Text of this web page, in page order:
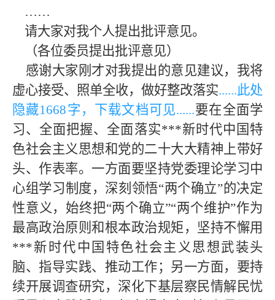
……
请大家对我个人提出批评意见。
（各位委员提出批评意见）
感谢大家刚才对我提出的意见建议，我将
虚心接受、照单全收，做好整改落实......此处
隐藏1668字，下载文档可见......要在全面学
习、全面把握、全面落实***新时代中国特
色社会主义思想和党的二十大大精神上带好
头、作表率。一方面要坚持党委理论学习中
心组学习制度，深刻领悟“两个确立”的决定
性意义，始终把“两个确立”“两个维护”作为
最高政治原则和根本政治规矩，坚持不懈用
***新时代中国特色社会主义思想武装头
脑、指导实践、推动工作；另一方面，要持
续开展调查研究，深化下基层察民情解民忧